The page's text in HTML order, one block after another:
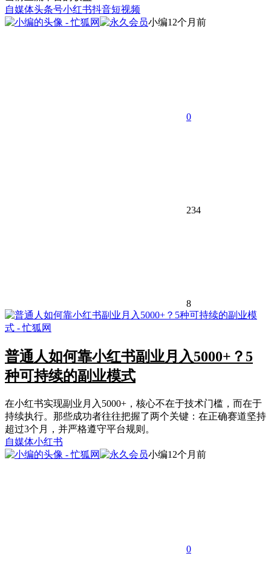
自媒体头条号小红书抖音短视频
小编12个月前
0
234
8
普通人如何靠小红书副业月入5000+？5
种可持续的副业模式
在小红书实现副业月入5000+，核心不在于技术门槛，而在于
持续执行。那些成功者往往把握了两个关键：在正确赛道坚持
超过3个月，并严格遵守平台规则。
自媒体小红书
小编12个月前
0